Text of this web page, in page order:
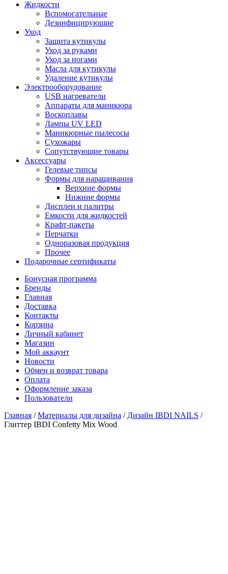
Жидкости
Вспомогательные
Дезинфицирующие
Уход
Защита кутикулы
Уход за руками
Уход за ногами
Масла для кутикулы
Удаление кутикулы
Электрооборудование
USB нагреватели
Аппараты для маникюра
Воскоплавы
Лампы UV LED
Маникюрные пылесосы
Сухожары
Сопутствующие товары
Аксессуары
Гелевые типсы
Формы для наращивания
Верхние формы
Нижние формы
Дисплеи и палитры
Емкости для жидкостей
Крафт-пакеты
Перчатки
Одноразовая продукция
Прочее
Подарочные сертификаты
Бонусная программа
Бренды
Главная
Доставка
Контакты
Корзина
Личный кабинет
Магазин
Мой аккаунт
Новости
Обмен и возврат товара
Оплата
Оформление заказа
Пользователи
Главная /Материалы для дизайна / Дизайн IBDI NAILS /
Глиттер IBDI Confetty Mix Wood